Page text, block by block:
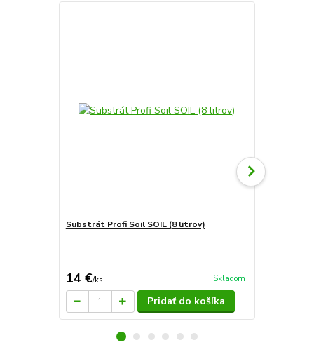
Substrát Profi Soil SOIL (8 litrov)
14 €/ks Skladom
Pridať do košíka